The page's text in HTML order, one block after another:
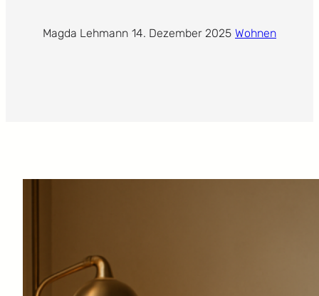
Magda Lehmann 14. Dezember 2025 Wohnen